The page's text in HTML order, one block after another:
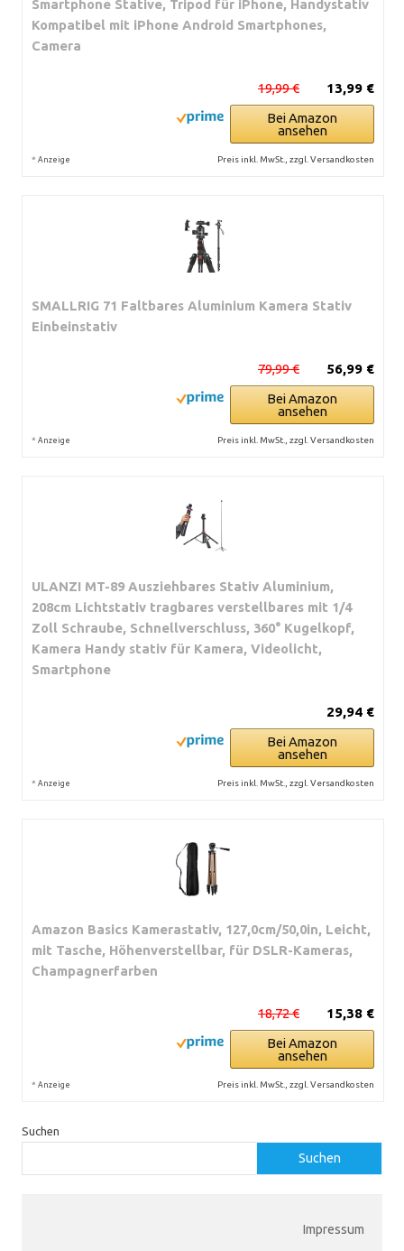
Smartphone Stative, Tripod für iPhone, Handystativ
Kompatibel mit iPhone Android Smartphones,
Camera
13,99 €
19,99 €
Bei Amazon
ansehen
* Anzeige Preis inkl. MwSt., zzgl. Versandkosten
SMALLRIG 71 Faltbares Aluminium Kamera Stativ
Einbeinstativ
56,99 €
79,99 €
Bei Amazon
ansehen
* Anzeige Preis inkl. MwSt., zzgl. Versandkosten
ULANZI MT-89 Ausziehbares Stativ Aluminium,
208cm Lichtstativ tragbares verstellbares mit 1/4
Zoll Schraube, Schnellverschluss, 360° Kugelkopf,
Kamera Handy stativ für Kamera, Videolicht,
Smartphone
29,94 €
Bei Amazon
ansehen
* Anzeige Preis inkl. MwSt., zzgl. Versandkosten
Amazon Basics Kamerastativ, 127,0cm/50,0in, Leicht,
mit Tasche, Höhenverstellbar, für DSLR-Kameras,
Champagnerfarben
15,38 €
18,72 €
Bei Amazon
ansehen
* Anzeige Preis inkl. MwSt., zzgl. Versandkosten
Suchen
Suchen
Impressum